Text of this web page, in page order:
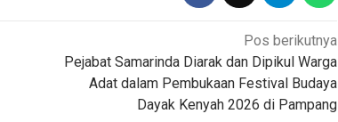
Pos berikutnya
Pejabat Samarinda Diarak dan Dipikul Warga
Adat dalam Pembukaan Festival Budaya
Dayak Kenyah 2026 di Pampang